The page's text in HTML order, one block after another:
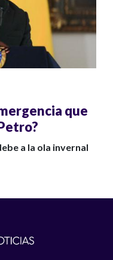
que
a la ola invernal